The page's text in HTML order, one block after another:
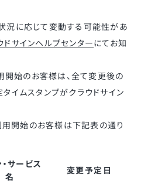
況に応じて変動する可能性があ
ドサインヘルプセンターにてお知
始のお客様は、全て変更後の
イムスタンプがクラウドサイン
開始のお客様は下記表の通り
サービス
名
変更予定日